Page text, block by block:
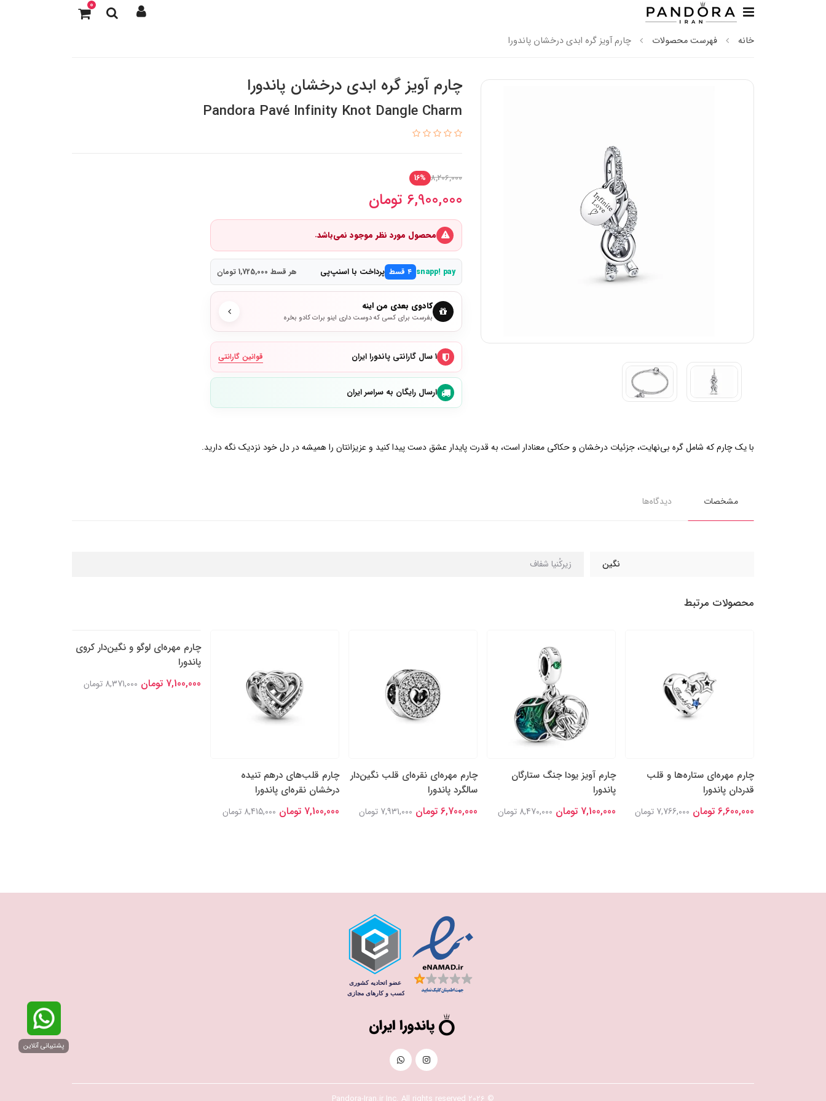
0
خانه فهرست محصولات چارم آویز گره ابدی درخشان پاندورا
چارم آویز گره ابدی درخشان پاندورا
Pandora Pavé Infinity Knot Dangle Charm
8,206,000
16%
6,900,000 تومان
محصول مورد نظر موجود نمی‌باشد.
snapp! pay ۴ قسط پرداخت با اسنپ‌پی هر قسط 1,725,000 تومان
کادوی بعدی من اینه
بفرست برای کسی که دوست داری اینو برات کادو بخره
۱ سال گارانتی پاندورا ایران قوانین گارانتی
ارسال رایگان به سراسر ایران
با یک چارم که شامل گره بی‌نهایت، جزئیات درخشان و حکاکی معنادار است، به قدرت پایدار عشق دست پیدا کنید و عزیزانتان را همیشه در دل خود نزدیک نگه دارید.
مشخصات دیدگاه‌ها
نگین زیرکُنیا شفاف
محصولات مرتبط
چارم مهره‌ای ستاره‌ها و قلب
قدردان پاندورا
6,600,000 تومان 7,766,000 تومان
چارم آویز یودا جنگ ستارگان
پاندورا
7,100,000 تومان 8,470,000 تومان
چارم مهره‌ای نقره‌ای قلب نگین‌دار
سالگرد پاندورا
6,700,000 تومان 7,931,000 تومان
چارم قلب‌های درهم تنیده
درخشان نقره‌ای پاندورا
7,100,000 تومان 8,415,000 تومان
پشتیبانی آنلاین